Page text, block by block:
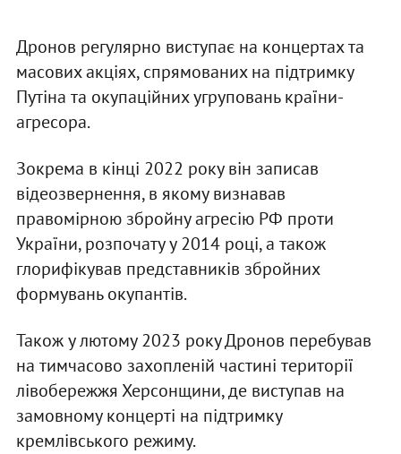
Дронов регулярно виступає на концертах та
масових акціях, спрямованих на підтримку
Путіна та окупаційних угруповань країни-
агресора.
Зокрема в кінці 2022 року він записав
відеозвернення, в якому визнавав
правомірною збройну агресію РФ проти
України, розпочату у 2014 році, а також
глорифікував представників збройних
формувань окупантів.
Також у лютому 2023 року Дронов перебував
на тимчасово захопленій частині території
лівобережжя Херсонщини, де виступав на
замовному концерті на підтримку
кремлівського режиму.